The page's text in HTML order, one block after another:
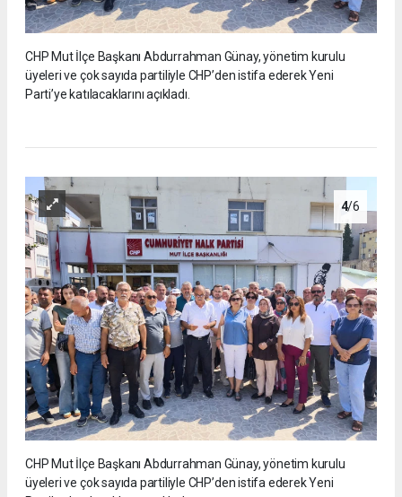
CHP Mut İlçe Başkanı Abdurrahman Günay, yönetim kurulu
üyeleri ve çok sayıda partiliyle CHP’den istifa ederek Yeni
Parti’ye katılacaklarını açıkladı.
4/6
CHP Mut İlçe Başkanı Abdurrahman Günay, yönetim kurulu
üyeleri ve çok sayıda partiliyle CHP’den istifa ederek Yeni